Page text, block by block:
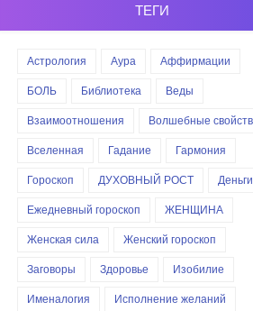
ТЕГИ
Астрология Аура
Аффирмации
БОЛЬ
Библиотека
Веды
Взаимоотношения
Волшебные
Вселенная
Гадание
Гармония
Гороскоп
ДУХОВНЫЙ РОСТ
Деньги
Ежедневный гороскоп
ЖЕНЩИНА
Женская сила
Женский гороскоп
Заговоры
Здоровье
Изобилие
Именалогия
Исполнение желаний